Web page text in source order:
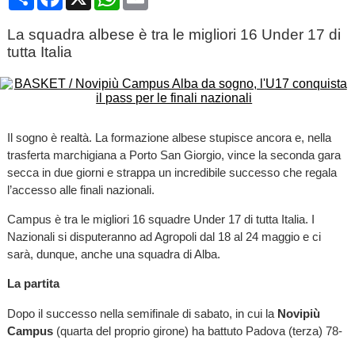
La squadra albese è tra le migliori 16 Under 17 di
tutta Italia
Il sogno è realtà. La formazione albese stupisce ancora e, nella
trasferta marchigiana a Porto San Giorgio, vince la seconda gara
secca in due giorni e strappa un incredibile successo che regala
l’accesso alle finali nazionali.
Campus è tra le migliori 16 squadre Under 17 di tutta Italia. I
Nazionali si disputeranno ad Agropoli dal 18 al 24 maggio e ci
sarà, dunque, anche una squadra di Alba.
La partita
Dopo il successo nella semifinale di sabato, in cui la Novipiù
Campus(quarta del proprio girone) ha battuto Padova (terza) 78-